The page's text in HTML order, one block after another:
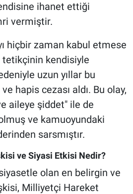
ihanet ettiği
vermiştir.
hiçbir zaman kabul etmese
tetikçinin kendisiyle
uzun yıllar bu
hapis cezası aldı. Bu olay,
aileye şiddet" ile de
ve kamuoyundaki
sarsmıştır.
ve Siyasi Etkisi Nedir?
olan en belirgin ve
Milliyetçi Hareket